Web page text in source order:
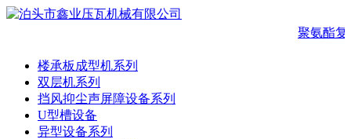
聚氨酯复
楼承板成型机系列
双层机系列
挡风抑尘声屏障设备系列
U型槽设备
异型设备系列